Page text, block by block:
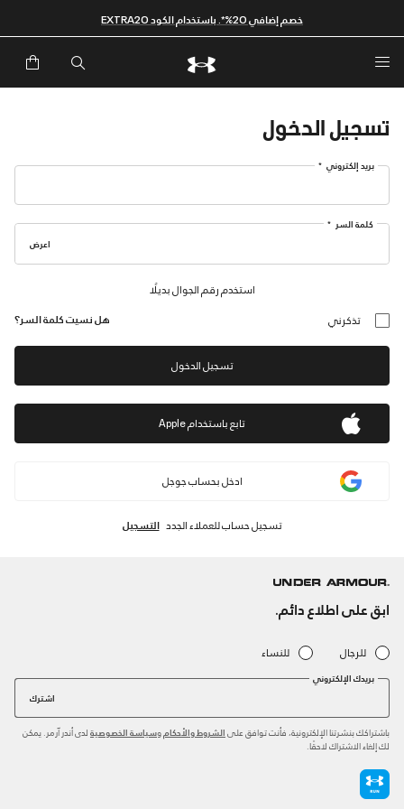
خصم إضافي 20%*. باستخدام الكود EXTRA20
تسجيل الدخول
بريد إلكتروني
استخدم رقم الجوال بديلًا
كلمة السر
تذكرني هل نسيت كلمة السر؟
تسجيل الدخول
ادخل بحساب جوجل
تسجيل حساب للعملاء الجدد التسجيل
ابق على اطلاع دائم.
للرجال للنساء
بريدك الإلكتروني
اشترك
باشتراكك بنشرتنا الإلكترونية، فأنت توافق على الشروط والأحكام وسياسة الخصوصية لدى أندر آرمر. يمكن
لك إلغاء الاشتراك لاحقًا.